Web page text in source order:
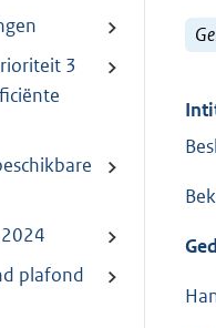
3
plafond